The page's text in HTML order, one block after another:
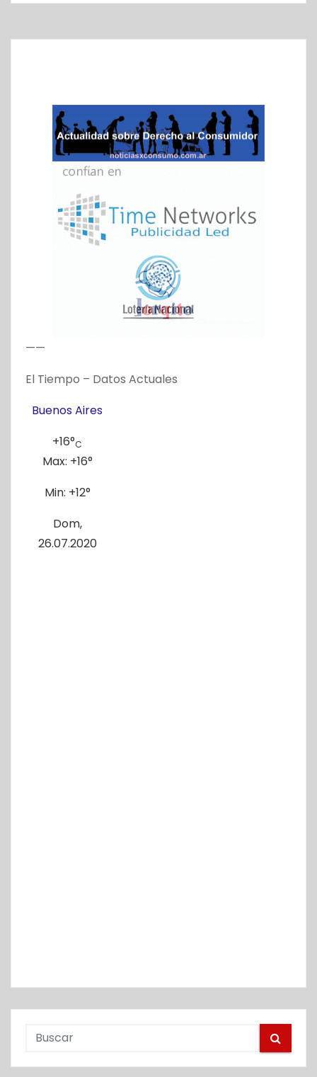
——
El Tiempo – Datos Actuales
Buenos Aires
+16°C
Max: +16°
Min: +12°
Dom,
26.07.2020